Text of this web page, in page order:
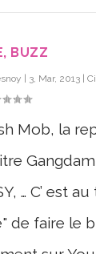
BUZZ
3, Mar, 2013 |
Mob, la
… C’ est
de faire le